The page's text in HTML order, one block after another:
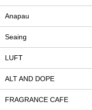
Anapau
Seaing
LUFT
ALT AND DOPE
FRAGRANCE CAFE